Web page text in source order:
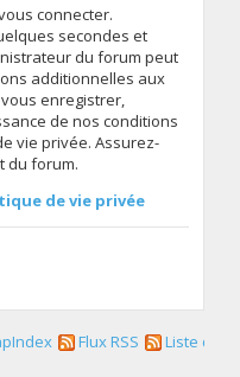
connecter.
secondes et
du forum peut
additionnelles aux
enregistrer,
de nos conditions
vie privée. Assurez-
du forum.
de vie privée
Flux RSS Liste des